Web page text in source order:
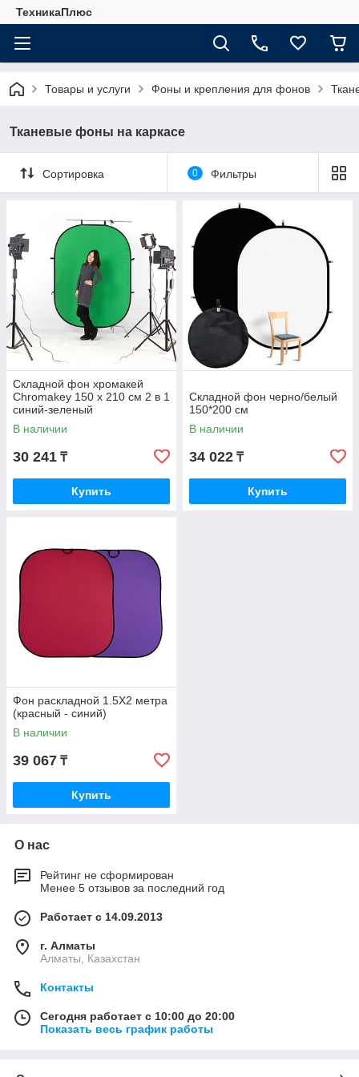
ТехникаПлюс
Товары и услуги Фоны и крепления для фонов
Тканевые фоны на каркасе
Сортировка 0 Фильтры
Складной фон хромакей
Chromakey 150 х 210 см 2 в 1
синий-зеленый
В наличии
30 241 ₸
Купить
Складной фон черно/белый
150*200 см
В наличии
34 022 ₸
Купить
Фон раскладной 1.5Х2 метра
(красный - синий)
В наличии
39 067 ₸
Купить
О нас
Рейтинг не сформирован
Менее 5 отзывов за последний год
Работает с 14.09.2013
г. Алматы
Алматы, Казахстан
Контакты
Сегодня работает с 10:00 до 20:00
Показать весь график работы